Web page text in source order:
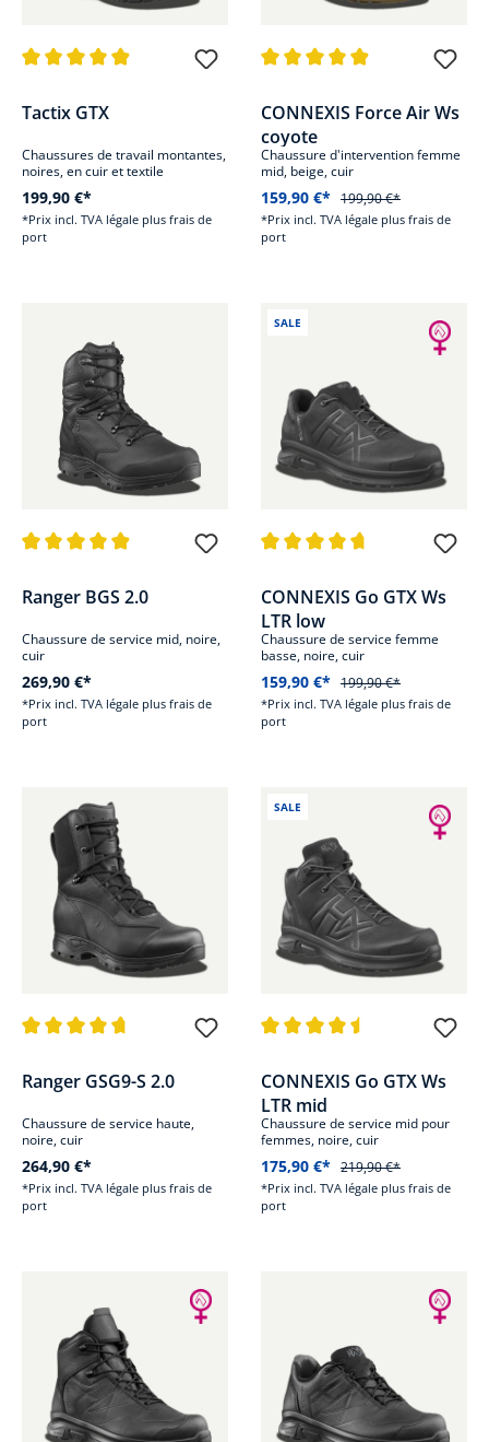
Tactix GTX
Chaussures de travail montantes,
noires, en cuir et textile
199,90 €*
*Prix incl. TVA légale plus frais de
port
CONNEXIS Force Air Ws
coyote
Chaussure d'intervention femme
mid, beige, cuir
159,90 €* 199,90 €*
*Prix incl. TVA légale plus frais de
port
Ranger BGS 2.0
Chaussure de service mid, noire,
cuir
269,90 €*
*Prix incl. TVA légale plus frais de
port
SALE
CONNEXIS Go GTX Ws
LTR low
Chaussure de service femme
basse, noire, cuir
159,90 €* 199,90 €*
*Prix incl. TVA légale plus frais de
port
Ranger GSG9-S 2.0
Chaussure de service haute,
noire, cuir
264,90 €*
*Prix incl. TVA légale plus frais de
port
SALE
CONNEXIS Go GTX Ws
LTR mid
Chaussure de service mid pour
femmes, noire, cuir
175,90 €* 219,90 €*
*Prix incl. TVA légale plus frais de
port